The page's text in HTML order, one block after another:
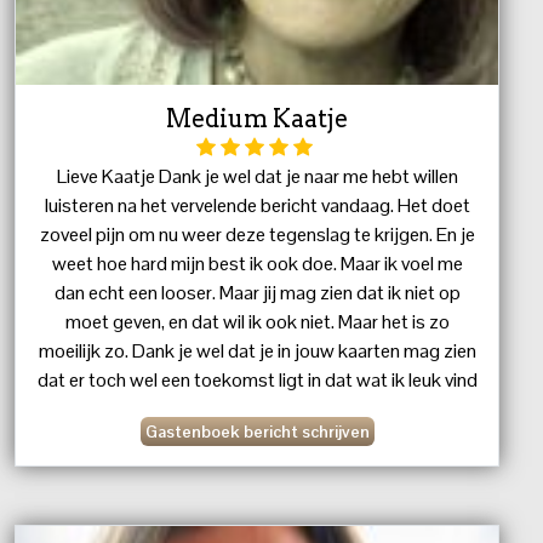
Medium Kaatje
Lieve Kaatje Dank je wel dat je naar me hebt willen
luisteren na het vervelende bericht vandaag. Het doet
zoveel pijn om nu weer deze tegenslag te krijgen. En je
weet hoe hard mijn best ik ook doe. Maar ik voel me
dan echt een looser. Maar jij mag zien dat ik niet op
moet geven, en dat wil ik ook niet. Maar het is zo
moeilijk zo. Dank je wel dat je in jouw kaarten mag zien
dat er toch wel een toekomst ligt in dat wat ik leuk vind
mijn niveau wel kan studereen en de opleiding af kan
werken en kan gaan werken Dank je wel Kaatje, voor je
Gastenboek bericht schrijven